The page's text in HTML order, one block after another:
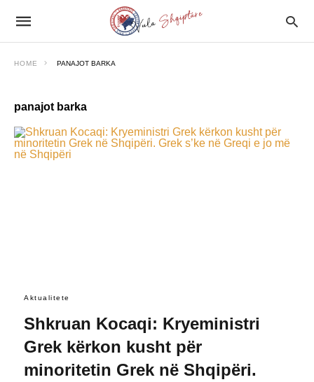
HOME PANAJOT BARKA
panajot barka
Aktualitete
Shkruan Kocaqi: Kryeministri
Grek kërkon kusht për
minoritetin Grek në Shqipëri.